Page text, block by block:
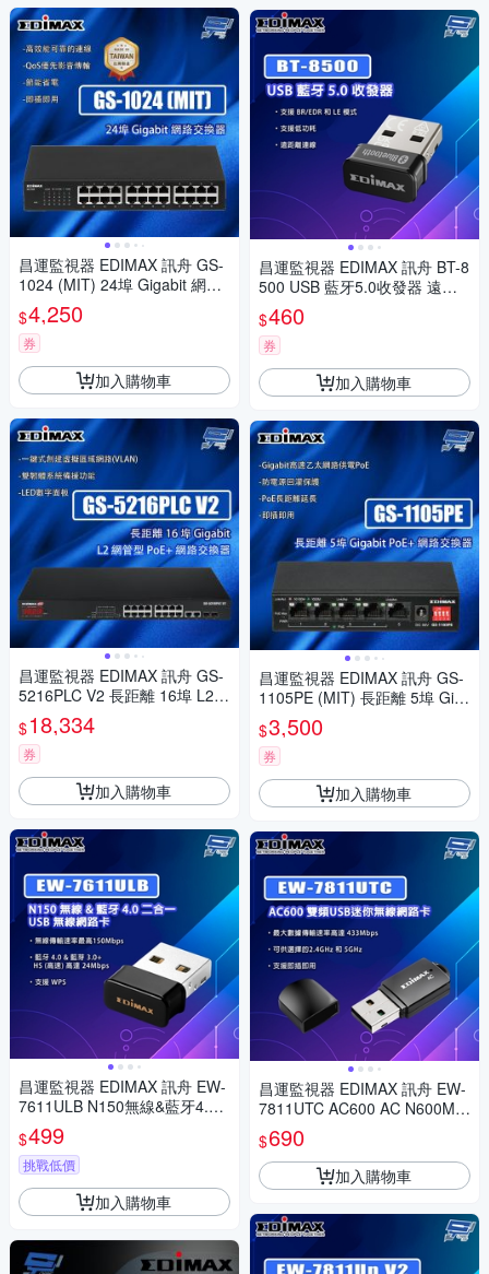
昌運監視器 EDIMAX 訊舟 GS-
1024 (MIT) 24埠 Gigabit 網路
交換器
$4,250
券
加入購物車
昌運監視器 EDIMAX 訊舟 GS-
5216PLC V2 長距離 16埠 L2
網管型 PoE+網路交換器
$18,334
券
加入購物車
昌運監視器 EDIMAX 訊舟 EW-
7611ULB N150無線&藍牙4.0
二合一USB無線網路卡
$499
挑戰低價
加入購物車
昌運監視器 EDIMAX 訊舟 BT-8
500 USB 藍牙5.0收發器 遠距
離連線
$460
券
加入購物車
昌運監視器 EDIMAX 訊舟 GS-
1105PE (MIT) 長距離 5埠 Gig
abit PoE+網路交換器
$3,500
券
加入購物車
昌運監視器 EDIMAX 訊舟 EW-
7811UTC AC600 AC N600M
雙頻USB迷你無線網路卡
$690
加入購物車